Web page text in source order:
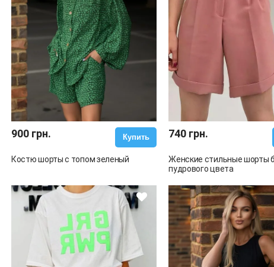
900 грн. Купить
Костю шорты с топом зеленый
740 грн.
Женские стильные шорты
пудрового цвета